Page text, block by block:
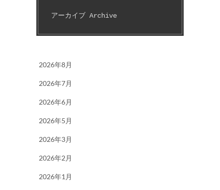
アーカイブ Archive
2026年8月
2026年7月
2026年6月
2026年5月
2026年3月
2026年2月
2026年1月